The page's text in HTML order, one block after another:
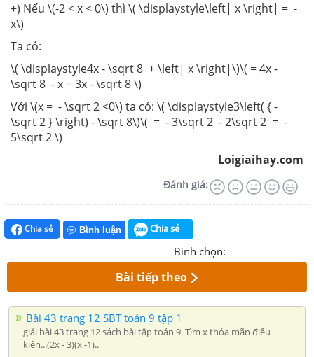
+) Nếu \(-2 < x < 0\) thì \( \displaystyle\left| x \right| = -
x\)
Ta có:
\( \displaystyle4x - \sqrt 8 + \left| x \right|\)\( = 4x -
\sqrt 8 - x = 3x - \sqrt 8 \)
Với \(x = - \sqrt 2 <0\) ta có: \( \displaystyle3\left( { -
\sqrt 2 } \right) - \sqrt 8\)\( = - 3\sqrt 2 - 2\sqrt 2 = -
5\sqrt 2 \)
Loigiaihay.com
Đánh giá:
Chia sẻ Bình luận Chia sẻ
Bình chọn:
Bài tiếp theo
Bài 43 trang 12 SBT toán 9 tập 1
giải bài 43 trang 12 sách bài tập toán 9. Tìm x thỏa mãn điều
kiện...(2x - 3)(x -1)..